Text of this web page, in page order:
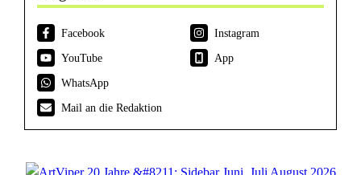
Facebook
Instagram
YouTube
App
WhatsApp
Mail an die Redaktion